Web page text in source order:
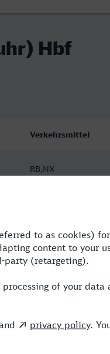
Hbf
Verkehrsmittel
RB,NX